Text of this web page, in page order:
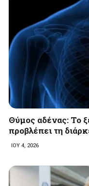
Θύμος αδένας: Το
προβλέπει τη
ΙΟΥ 4, 2026